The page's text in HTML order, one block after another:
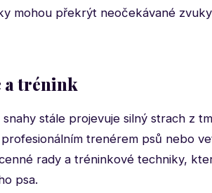
mohou překrýt neočekávané
a trénink
stále projevuje silný strach z
trenérem psů nebo
rady a tréninkové techniky,
psa.